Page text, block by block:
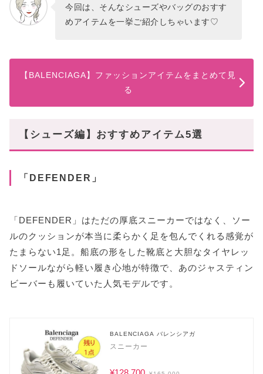
今回は、そんなシューズやバッグのおすす
めアイテムを一挙ご紹介しちゃいます♡
【BALENCIAGA】ファッションアイテムをまとめて見
る
【シューズ編】おすすめアイテム5選
「DEFENDER」
「DEFENDER」はただの厚底スニーカーではなく、ソー
ルのクッションが本当に柔らかく足を包んでくれる感覚が
たまらない1足。船底の形をした靴底と大胆なタイヤレッ
ドソールながら軽い履き心地が特徴で、あのジャスティン
ビーバーも履いていた人気モデルです。
BALENCIAGA バレンシアガ
スニーカー